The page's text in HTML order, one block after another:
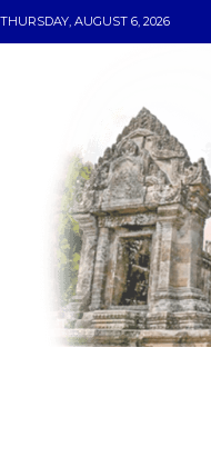
THURSDAY, AUGUST 6, 2026